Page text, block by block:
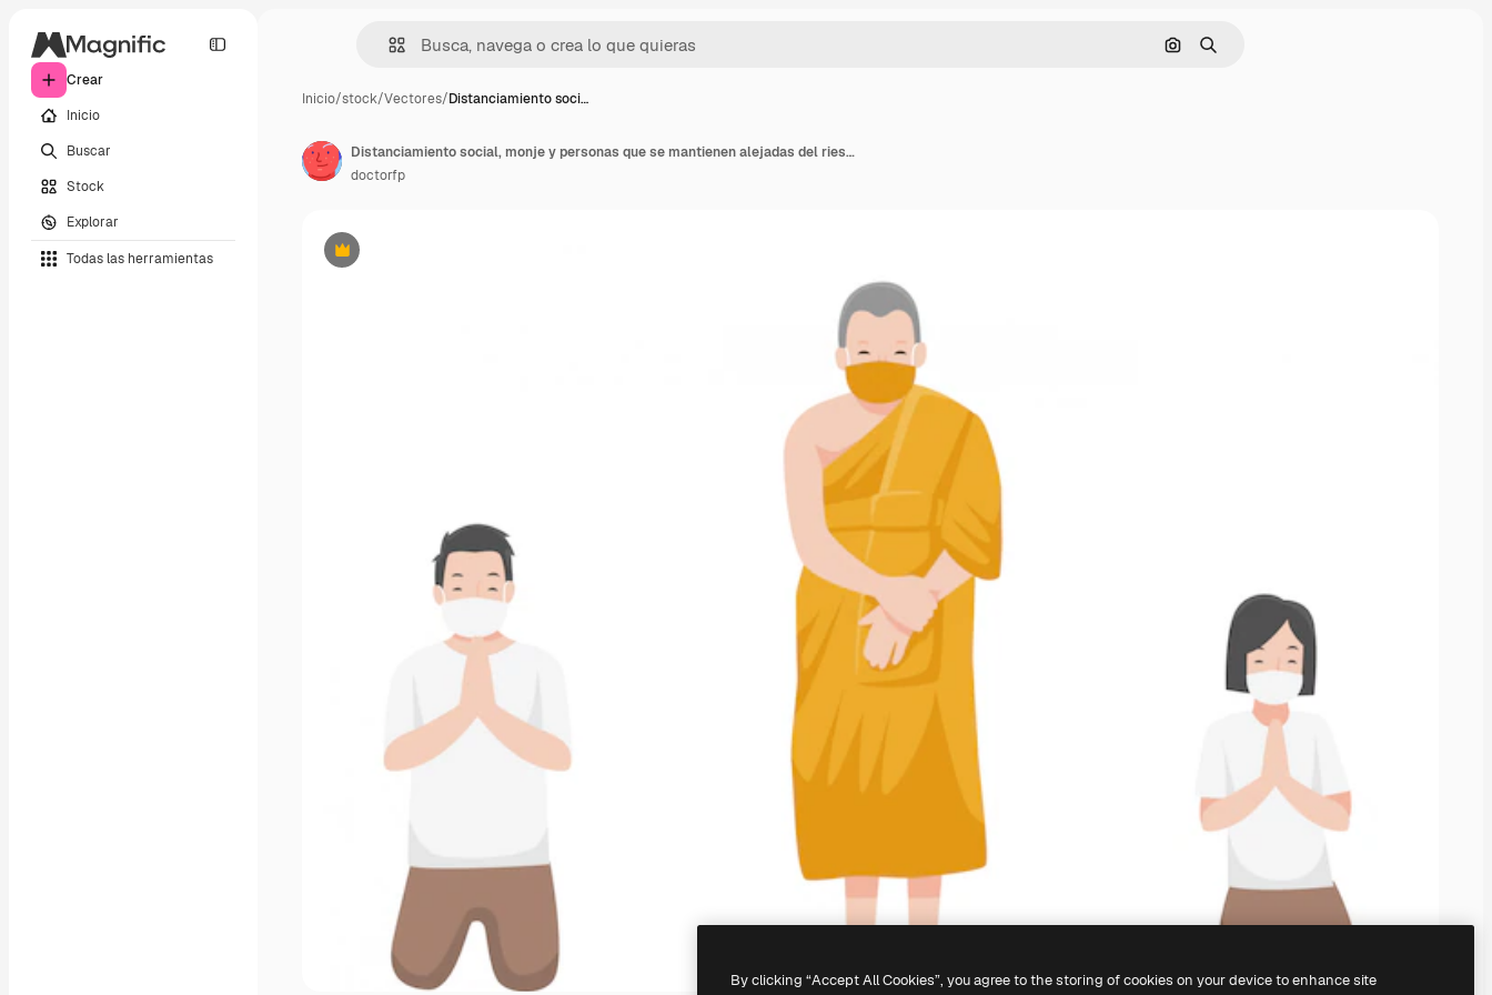
Crear
Inicio
Buscar
Stock
Explorar
Todas las herramientas
Buscar por imagen
Buscar
Inicio/stock/Vectores/Distanciamiento soci…
Premium
Distanciamiento social, monje y personas que se mantienen alejadas del riesgo de infección y enfermedad
doctorfp
By clicking “Accept All Cookies”, you agree to the storing of cookies on your device to enhance site